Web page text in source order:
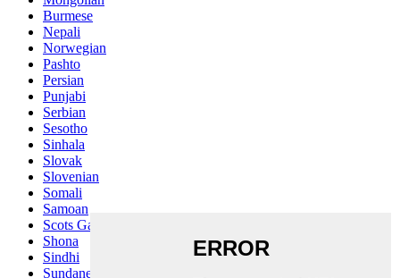
Burmese
Nepali
Norwegian
Pashto
Persian
Punjabi
Serbian
Sesotho
Sinhala
Slovak
Slovenian
Somali
Samoan
Scots Gaelic
Shona
Sindhi
Sundanese